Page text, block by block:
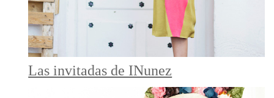
Las invitadas de INunez